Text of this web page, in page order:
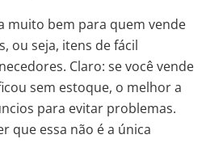
muito bem para quem vende
ou seja, itens de fácil
Claro: se você vende
sem estoque, o melhor a
para evitar problemas.
que essa não é a única